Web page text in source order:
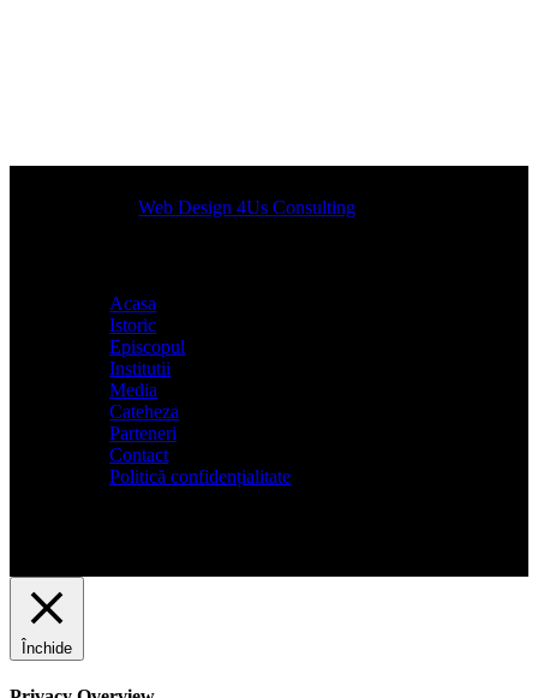
Designed byWeb Design 4Us Consulting
Acasa
Istoric
Episcopul
Institutii
Media
Cateheza
Parteneri
Contact
Politică confidențialitate
Închide